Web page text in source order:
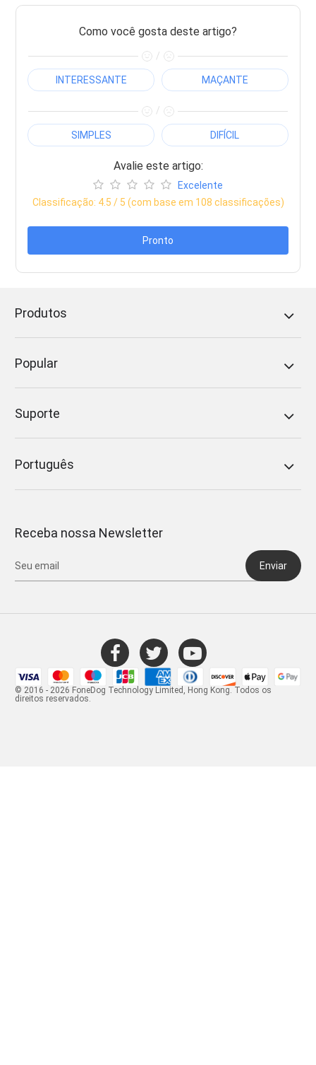
Como você gosta deste artigo?
/
INTERESSANTE MAÇANTE
/
SIMPLES DIFÍCIL
Avalie este artigo:
Excelente
Classificação: 4.5 / 5 (com base em 108 classificações)
Pronto
Produtos
Popular
Suporte
Português
Receba nossa Newsletter
Enviar
© 2016 - 2026 FoneDog Technology Limited, Hong Kong. Todos os
direitos reservados.